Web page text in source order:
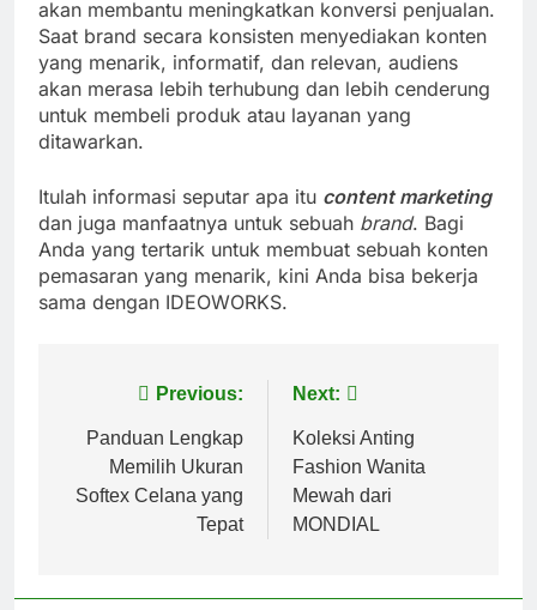
akan membantu meningkatkan konversi penjualan.
Saat brand secara konsisten menyediakan konten
yang menarik, informatif, dan relevan, audiens
akan merasa lebih terhubung dan lebih cenderung
untuk membeli produk atau layanan yang
ditawarkan.
Itulah informasi seputar apa itu content marketing
dan juga manfaatnya untuk sebuah brand. Bagi
Anda yang tertarik untuk membuat sebuah konten
pemasaran yang menarik, kini Anda bisa bekerja
sama dengan IDEOWORKS.
navigation
Previous:
Panduan Lengkap
Memilih Ukuran
Softex Celana yang
Tepat
Next:
Koleksi Anting
Fashion Wanita
Mewah dari
MONDIAL